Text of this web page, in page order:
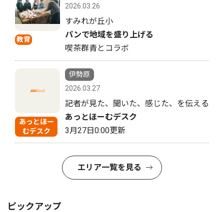
教育
2026.03.26
すみれが丘小
パンで地域を盛り上げる
喫茶群青とコラボ
あっとほー
むデスク
伊勢原
2026.03.27
記者が見た、聞いた、感じた、を伝える
あっとほーむデスク
3月27日0:00更新
エリア一覧を見る
ピックアップ